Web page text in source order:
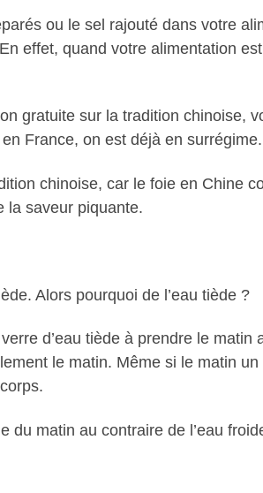
ou le sel rajouté dans votre
effet, quand votre alimentation
gratuite sur la tradition chinoise,
France, on est déjà en surrégime.
chinoise, car le foie en Chine
la saveur piquante.
Alors pourquoi de l’eau tiède ?
d’eau tiède à prendre le matin
le matin. Même si le matin
du matin au contraire de l’eau